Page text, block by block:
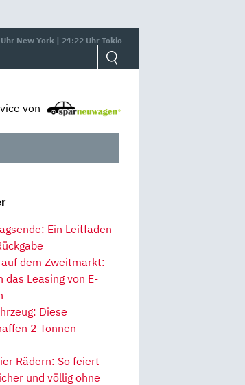
New York | 21:22 Uhr Tokio
von
Ein Leitfaden
dem Zweitmarkt:
das Leasing von E-
Diese
2 Tonnen
Rädern: So feiert
und völlig ohne